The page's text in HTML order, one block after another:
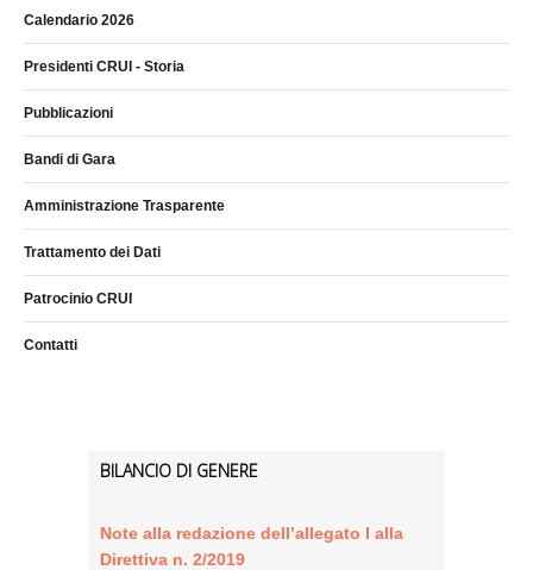
Calendario 2026
Presidenti CRUI - Storia
Pubblicazioni
Bandi di Gara
Amministrazione Trasparente
Trattamento dei Dati
Patrocinio CRUI
Contatti
BILANCIO DI GENERE
Note alla redazione dell’allegato I alla
Direttiva n. 2/2019